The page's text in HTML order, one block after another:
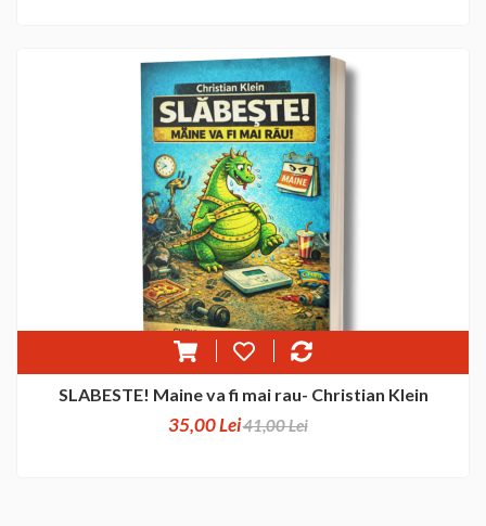
SLABESTE! Maine va fi mai rau- Christian Klein
35,00 Lei41,00 Lei